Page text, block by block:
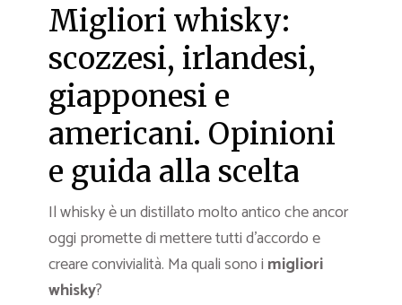
Migliori whisky:
scozzesi, irlandesi,
giapponesi e
americani. Opinioni
e guida alla scelta
Il whisky è un distillato molto antico che ancor
oggi promette di mettere tutti d’accordo e
creare convivialità. Ma quali sono i migliori
whisky?